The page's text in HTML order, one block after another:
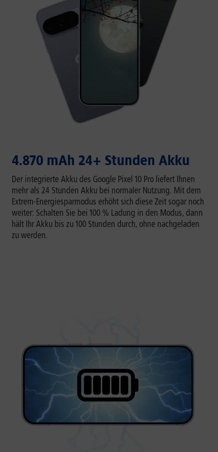
4.870 mAh 24+ Stunden Akku
Der integrierte Akku des Google Pixel 10 Pro liefert Ihnen
mehr als 24 Stunden Akku bei normaler Nutzung. Mit dem
Extrem-Energiesparmodus erhöht sich diese Zeit sogar noch
weiter: Schalten Sie bei 100 % Ladung in den Modus, dann
hält Ihr Akku bis zu 100 Stunden durch, ohne nachgeladen
zu werden.